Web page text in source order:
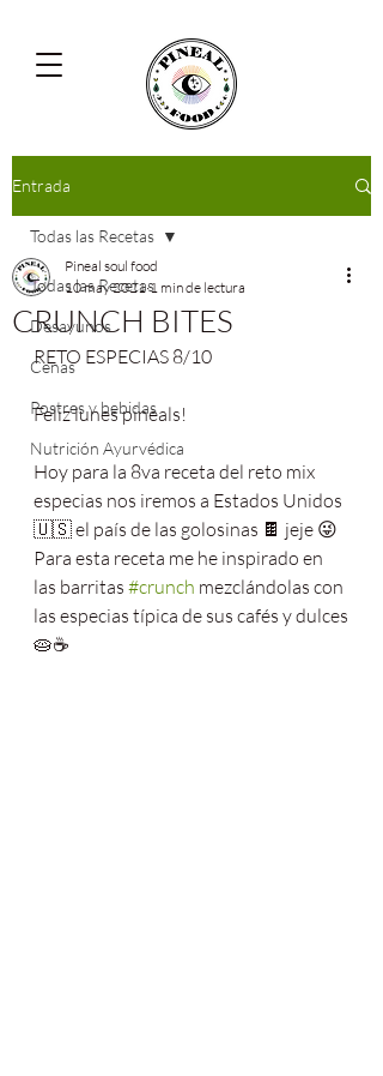
Entrada
Todas las Recetas
Desayunos
Cenas
Postres y bebidas
Nutrición Ayurvédica
Todas las Recetas
CRUNCH BITES
Pineal soul food
10 may 2021 1 min de lectura
RETO ESPECIAS 8/10
Feliz lunes pineals!
Hoy para la 8va receta del reto mix
especias nos iremos a Estados Unidos
🇺🇸 el país de las golosinas 🍫 jeje 😜
Para esta receta me he inspirado en
las barritas #crunch mezclándolas con
las especias típica de sus cafés y dulces
🥧☕️